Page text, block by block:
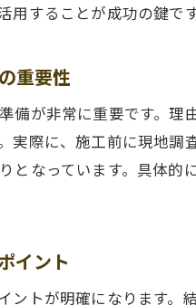
満足度アップの外構
外構工事体験談で明
新築外構工事で注
外構工事の感想か
外構工事中に起き
失敗しない外構工事を目
外構工事で後悔し
することが成功の鍵です
重要性
備が非常に重要です。
実際に、施工前に現地
となっています。具体
イント
ントが明確になります